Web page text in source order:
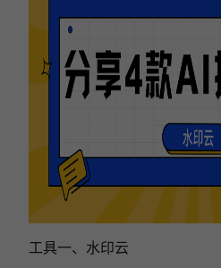
工具一、水印云